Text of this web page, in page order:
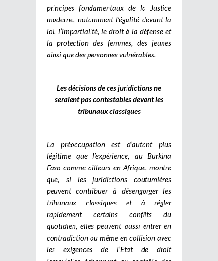
principes fondamentaux de la Justice
moderne, notamment l’égalité devant la
loi, l’impartialité, le droit à la défense et
la protection des femmes, des jeunes
ainsi que des personnes vulnérables.
Les décisions de ces juridictions ne
seraient pas contestables devant les
tribunaux classiques
La préoccupation est d’autant plus
légitime que l’expérience, au Burkina
Faso comme ailleurs en Afrique, montre
que, si les juridictions coutumières
peuvent contribuer à désengorger les
tribunaux classiques et à régler
rapidement certains conflits du
quotidien, elles peuvent aussi entrer en
contradiction ou même en collision avec
les exigences de l’Etat de droit